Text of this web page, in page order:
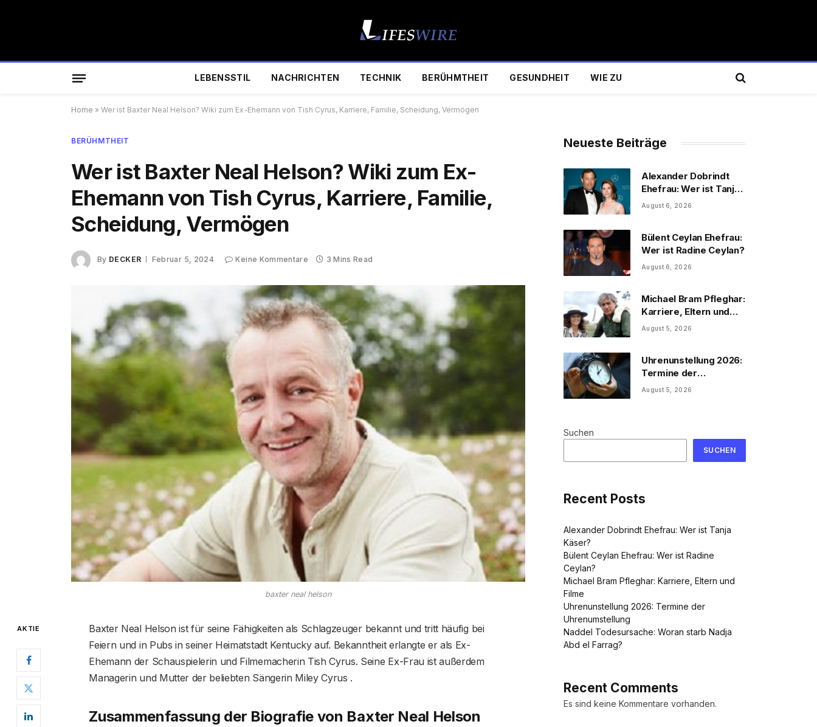
LEBENSSTIL NACHRICHTEN TECHNIK BERÜHMTHEIT GESUNDHEIT WIE ZU
Home » Wer ist Baxter Neal Helson? Wiki zum Ex-Ehemann von Tish Cyrus, Karriere, Familie, Scheidung, Vermögen
BERÜHMTHEIT
Wer ist Baxter Neal Helson? Wiki zum Ex-
Ehemann von Tish Cyrus, Karriere, Familie,
Scheidung, Vermögen
By DECKER Februar 5, 2024 Keine Kommentare 3 Mins Read
baxter neal helson
AKTIE
Baxter Neal Helson ist für seine Fähigkeiten als Schlagzeuger bekannt und tritt häufig bei
Feiern und in Pubs in seiner Heimatstadt Kentucky auf. Bekanntheit erlangte er als Ex-
Ehemann der Schauspielerin und Filmemacherin Tish Cyrus. Seine Ex-Frau ist außerdem
Managerin und Mutter der beliebten Sängerin Miley Cyrus .
Zusammenfassung der Biografie von Baxter Neal Helson
Neueste Beiträge
Alexander Dobrindt
Ehefrau: Wer ist Tanja
Käser?
August 6, 2026
Bülent Ceylan Ehefrau:
Wer ist Radine Ceylan?
August 6, 2026
Michael Bram Pfleghar:
Karriere, Eltern und
Filme
August 5, 2026
Uhrenunstellung 2026:
Termine der
Uhrenumstellung
August 5, 2026
Suchen
SUCHEN
Recent Posts
Alexander Dobrindt Ehefrau: Wer ist Tanja
Käser?
Bülent Ceylan Ehefrau: Wer ist Radine
Ceylan?
Michael Bram Pfleghar: Karriere, Eltern und
Filme
Uhrenunstellung 2026: Termine der
Uhrenumstellung
Naddel Todesursache: Woran starb Nadja
Abd el Farrag?
Recent Comments
Es sind keine Kommentare vorhanden.